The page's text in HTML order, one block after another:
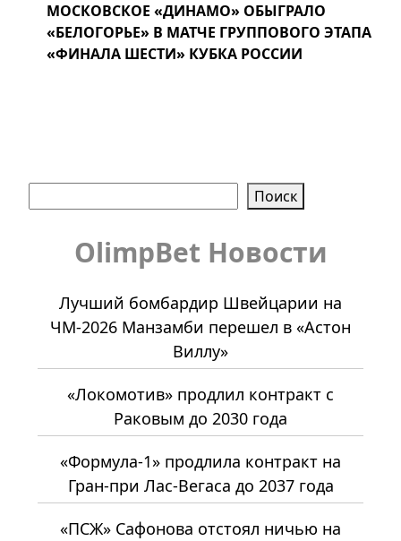
МОСКОВСКОЕ «ДИНАМО» ОБЫГРАЛО
«БЕЛОГОРЬЕ» В МАТЧЕ ГРУППОВОГО ЭТАПА
«ФИНАЛА ШЕСТИ» КУБКА РОССИИ
Поиск
OlimpBet Новости
Лучший бомбардир Швейцарии на
ЧМ-2026 Манзамби перешел в «Астон
Виллу»
«Локомотив» продлил контракт с
Раковым до 2030 года
«Формула-1» продлила контракт на
Гран-при Лас-Вегаса до 2037 года
«ПСЖ» Сафонова отстоял ничью на